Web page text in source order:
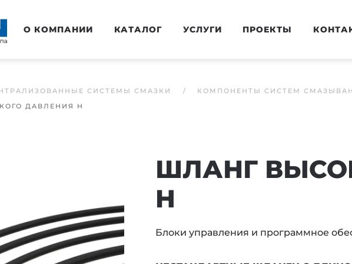
О КОМПАНИИ КАТАЛОГ УСЛУГИ ПРОЕКТЫ
СИСТЕМЫ СМАЗКИ КОМПОНЕНТЫ СИСТЕМ
ДАВЛЕНИЯ H
ШЛАНГ
H
Блоки управления и программное